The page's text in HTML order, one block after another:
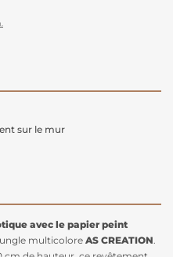
sur le mur
avec le papier peint
multicolore AS CREATION